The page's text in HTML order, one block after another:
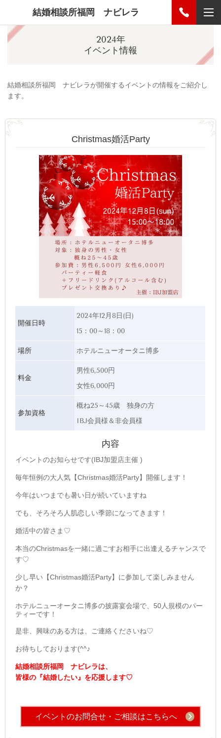
結婚相談所福岡 ナビレラ
2024年
イベント情報
結婚相談所福岡 ナビレラが開催するイベントの情報をご紹介し
ます。
Christmas婚活Party
開催日時
2024年12月8日(日)
15：00～18：00
場所 ホテルニューオータニ博多
料金
男性6,500円
女性6,000円
参加資格
概ね25～45歳 独身の方
IBJ会員様＆非会員様
内容
イベントのお知らせです(IBJ加盟店主催 )
毎年恒例の大人気【Christmas婚活Party】開催します！
今年はいつまでも暑い日が続いていますね
でも、そろそろ人肌恋しい季節になってきます！
婚活中の皆さま♡
本当のChristmasを一緒に過ごすお相手に出逢えるチャンスで
す♡
少し早い【Christmas婚活Party】に参加して楽しみません
か？
ホテルニューオータニ博多の披露宴会場で、50人規模のパー
ティーです！
是非、興味のある方は、ご連絡くださいね♡
お待ちしております(^^♪
結婚相談所福岡 ナビレラは、
皆様の『結婚したい』を応援します♡
イベントのお問合せ・ご相談はこちらへ